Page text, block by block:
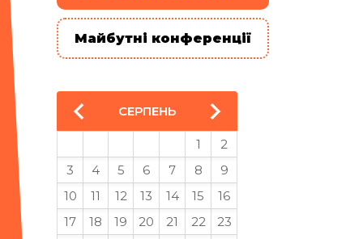
Майбутні конференції
СЕРПЕНЬ
1
2
3
4 5 6 7 8
9
10
11 12 13 14 15
16
17
18 19 20 21 22
23